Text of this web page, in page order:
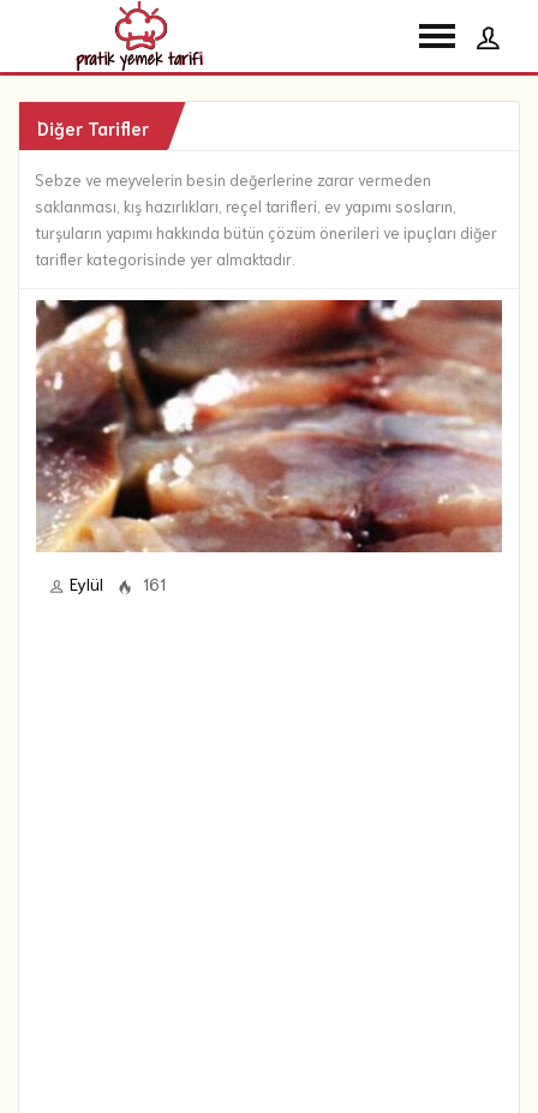
Diğer Tarifler
Sebze ve meyvelerin besin değerlerine zarar vermeden
saklanması, kış hazırlıkları, reçel tarifleri, ev yapımı sosların,
turşuların yapımı hakkında bütün çözüm önerileri ve ipuçları diğer
tarifler kategorisinde yer almaktadır.
Eylül 161